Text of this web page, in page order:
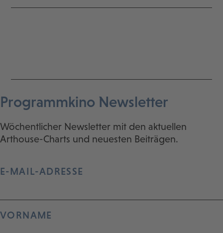
Programmkino Newsletter
Wöchentlicher Newsletter mit den aktuellen
Arthouse-Charts und neuesten Beiträgen.
E-MAIL-ADRESSE
VORNAME